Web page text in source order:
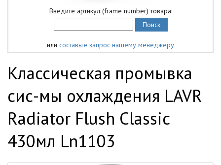
Введите артикул (frame number) товара:
или составьте запрос нашему менеджеру
Классическая промывка
сис-мы охлаждения LAVR
Radiator Flush Classic
430мл Ln1103